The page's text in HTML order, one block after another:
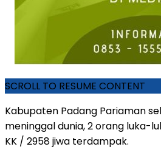
SCROLL TO RESUME CONTENT
Kabupaten Padang Pariaman
meninggal dunia, 2 orang luka-
KK / 2958 jiwa terdampak.